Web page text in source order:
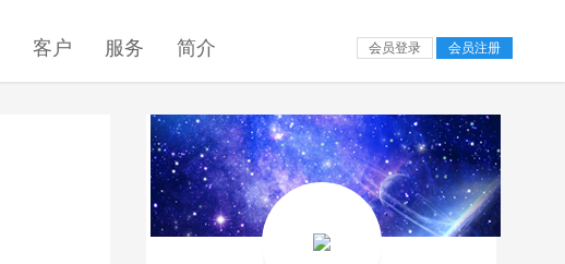
会员登录 会员注册
客户 服务 简介